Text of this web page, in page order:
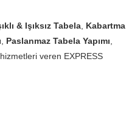
& Işıksız Tabela Kabartma
Paslanmaz Tabela Yapımı
veren EXPRESS